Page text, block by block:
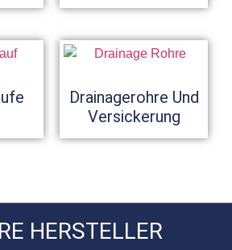
Drainagerohre Und
Versickerung
HERSTELLER